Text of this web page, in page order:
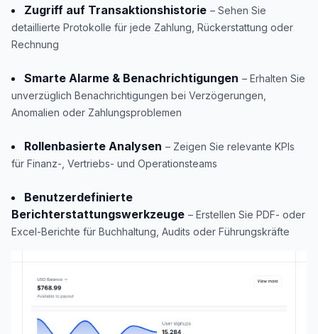
Zugriff auf Transaktionshistorie – Sehen Sie
detaillierte Protokolle für jede Zahlung, Rückerstattung oder
Rechnung
Smarte Alarme & Benachrichtigungen – Erhalten Sie
unverzüglich Benachrichtigungen bei Verzögerungen,
Anomalien oder Zahlungsproblemen
Rollenbasierte Analysen – Zeigen Sie relevante KPIs
für Finanz-, Vertriebs- und Operationsteams
Benutzerdefinierte
Berichterstattungswerkzeuge – Erstellen Sie PDF- oder
Excel-Berichte für Buchhaltung, Audits oder Führungskräfte